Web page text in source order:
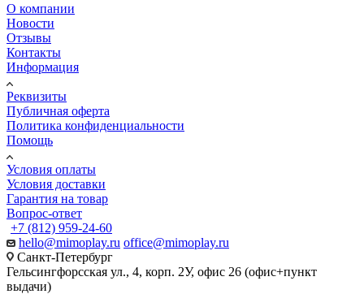
О компании
Новости
Отзывы
Контакты
Информация
Реквизиты
Публичная оферта
Политика конфиденциальности
Помощь
Условия оплаты
Условия доставки
Гарантия на товар
Вопрос-ответ
+7 (812) 959-24-60
hello@mimoplay.ru office@mimoplay.ru
Санкт-Петербург
Гельсингфорсская ул., 4, корп. 2У, офис 26 (офис+пункт
выдачи)